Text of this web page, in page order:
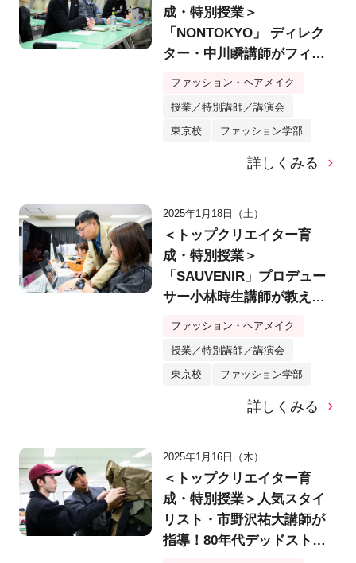
成・特別授業＞
「NONTOKYO」 ディレク
ター・中川瞬講師がフィー
「ブランド事業計画書」を
プレゼン！
ファッション・ヘアメイク
授業／特別講師／講演会
東京校 ファッション学部
詳しくみる
2025年1月18日（土）
＜トップクリエイター育
成・特別授業＞
「SAUVENIR」プロデュー
サー小林時生講師が教え
のグラフィック制作授業に
密着
ファッション・ヘアメイク
授業／特別講師／講演会
東京校 ファッション学部
詳しくみる
2025年1月16日（木）
＜トップクリエイター育
成・特別授業＞人気スタイ
リスト・市野沢祐大講師が
指導！80年代デッドストッ